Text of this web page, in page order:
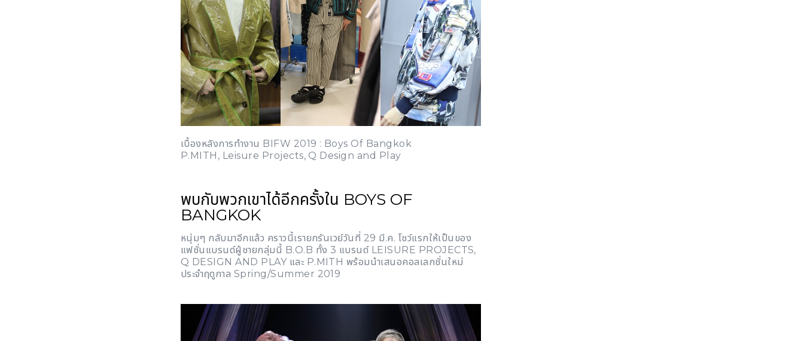
เบื้องหลังการทำงาน BIFW 2019 : Boys Of Bangkok
P.MITH, Leisure Projects, Q Design and Play
พบกับพวกเขาได้อีกครั้งใน BOYS OF
BANGKOK
หนุ่มๆ กลับมาอีกแล้ว คราวนี้เรายกรันเวย์วันที่ 29 มี.ค. โชว์แรกให้เป็นของ
แฟชั่นแบรนด์ผู้ชายกลุ่มนี้ B.O.B ทั้ง 3 แบรนด์ LEISURE PROJECTS,
Q DESIGN AND PLAY และ P.MITH พร้อมนำเสนอคอลเลกชั่นใหม่
ประจำฤดูกาล Spring/Summer 2019